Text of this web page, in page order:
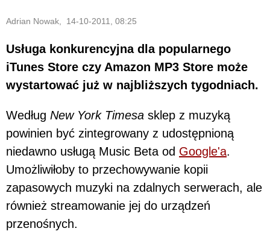
Adrian Nowak, 14-10-2011, 08:25
Usługa konkurencyjna dla popularnego
iTunes Store czy Amazon MP3 Store może
wystartować już w najbliższych tygodniach.
Według New York Timesa sklep z muzyką
powinien być zintegrowany z udostępnioną
niedawno usługą Music Beta od Google'a.
Umożliwiłoby to przechowywanie kopii
zapasowych muzyki na zdalnych serwerach, ale
również streamowanie jej do urządzeń
przenośnych.